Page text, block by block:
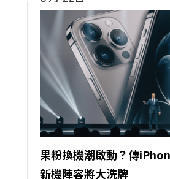
果粉換機潮啟動？傳
新機陣容將大洗牌